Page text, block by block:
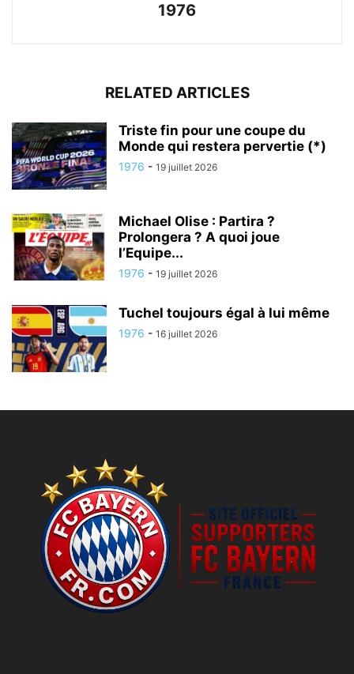
1976
RELATED ARTICLES
Triste fin pour une coupe du
Monde qui restera pervertie (*)
1976 - 19 juillet 2026
Michael Olise : Partira ?
Prolongera ? A quoi joue
l’Equipe...
1976 - 19 juillet 2026
Tuchel toujours égal à lui même
1976 - 16 juillet 2026